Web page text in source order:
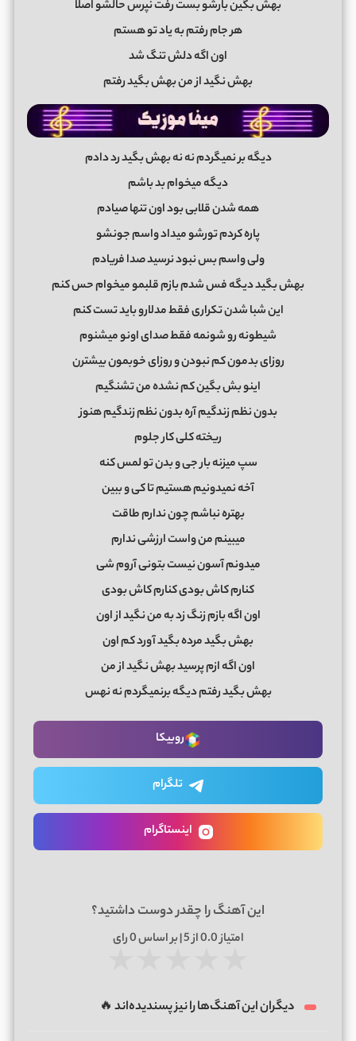
بهش بگین بارشو بست رفت نپرس حالشو اصلا
هر جام رفتم به یاد تو هستم
اون اگه دلش تنگ شد
بهش نگید از من بهش بگید رفتم
دیگه بر نمیگردم نه نه بهش بگید رد دادم
دیگه میخوام بد باشم
همه شدن قلابی بود اون تنها صیادم
پاره کردم تورشو میداد واسم جونشو
ولی واسم بس نبود نرسید صدا فریادم
بهش بگید دیگه فس شدم بازم قلبمو میخوام حس کنم
این شبا شدن تکراری فقط مدلارو باید تست کنم
شیطونه رو شونمه فقط صدای اونو میشنوم
روزای بدمون کم نبودن و روزای خوبمون بیشترن
اینو بش بگین کم نشده من تشنگیم
بدون نظم زندگیم آره بدون نظم زندگیم هنوز
ریخته کلی کار جلوم
سپ میزنه بار جی و بدن تو لمس کنه
آخه نمیدونیم هستیم تا کی و ببین
بهتره نباشم چون ندارم طاقت
میبینم من واست ارزشی ندارم
میدونم آسون نیست بتونی آروم شی
کنارم کاش بودی کنارم کاش بودی
اون اگه بازم زنگ زد به من نگید از اون
بهش بگید مرده بگید آورد کم اون
اون اگه ازم پرسید بهش نگید از من
بهش بگید رفتم دیگه برنمیگردم نه نهس
روبیکا
تلگرام
اینستاگرام
این آهنگ را چقدر دوست داشتید؟
امتیاز0.0از 5 | بر اساس 0رای
دیگران این آهنگ‌ها را نیز پسندیده‌اند 🔥